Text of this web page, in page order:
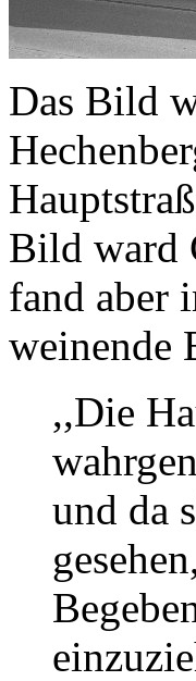
Das Bild
Bild ward
fand aber
weinende
,,Die
und da